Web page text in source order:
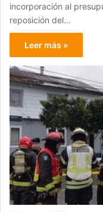
incorporación al
reposición del…
Leer más »